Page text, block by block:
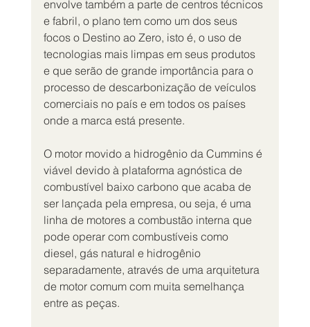
envolve também a parte de centros técnicos
e fabril, o plano tem como um dos seus
focos o Destino ao Zero, isto é, o uso de
tecnologias mais limpas em seus produtos
e que serão de grande importância para o
processo de descarbonização de veículos
comerciais no país e em todos os países
onde a marca está presente.
O motor movido a hidrogênio da Cummins é
viável devido à plataforma agnóstica de
combustível baixo carbono que acaba de
ser lançada pela empresa, ou seja, é uma
linha de motores a combustão interna que
pode operar com combustíveis como
diesel, gás natural e hidrogênio
separadamente, através de uma arquitetura
de motor comum com muita semelhança
entre as peças.